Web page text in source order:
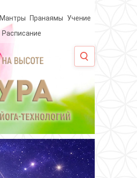
Мантры Пранаямы
Учение
Расписание